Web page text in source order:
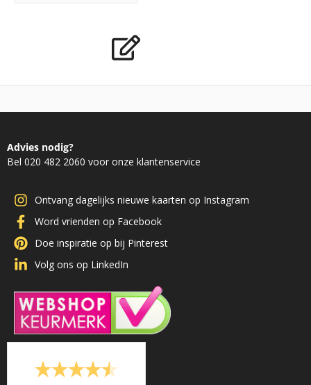
Advies nodig?
Bel 020 482 2060 voor onze klantenservice
Ontvang dagelijks nieuwe kaarten op Instagram
Word vrienden op Facebook
Doe inspiratie op bij Pinterest
Volg ons op LinkedIn